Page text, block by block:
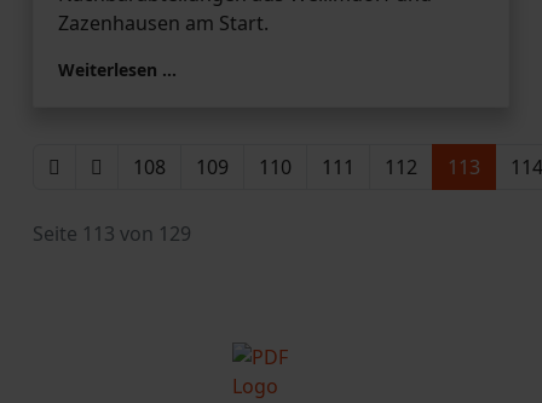
Zazenhausen am Start.
Weiterlesen …
108 109 110 111 112 113 114
Seite 113 von 129